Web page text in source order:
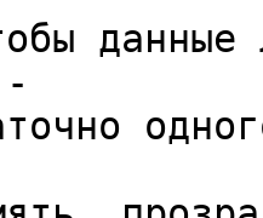
данные
-